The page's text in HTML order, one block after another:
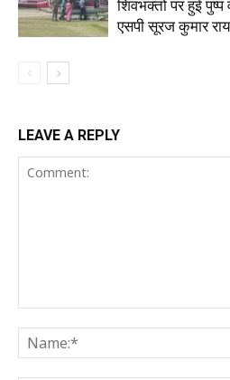
शिवभक्तों पर हुई पुष्प
एसपी सूरज कुमार राय
LEAVE A REPLY